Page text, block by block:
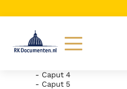
Documenten
- Liber Exodus
- Liber Numeri
- Caput 1
- Caput 4
- Caput 5